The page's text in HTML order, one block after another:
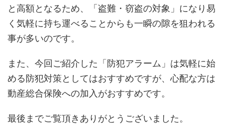
と高額となるため、「盗難・窃盗の対象」になり易
く気軽に持ち運べることからも一瞬の隙を狙われる
事が多いのです。
また、今回ご紹介した「防犯アラーム」は気軽に始
める防犯対策としてはおすすめですが、心配な方は
動産総合保険への加入がおすすめです。
最後までご覧頂きありがとうございました。